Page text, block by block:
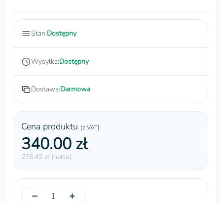
Stan:Dostępny
Wysyłka:Dostępny
Dostawa:Darmowa
Cena produktu (z VAT)
340.00 zł
276.42 zł (netto)
− +